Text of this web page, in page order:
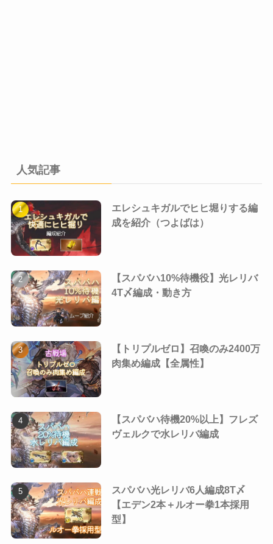
人気記事
エレシュキガルでヒヒ堀りする編
成を紹介（つよばは）
【スパバハ10%待機役】光レリバ
4T〆編成・動き方
【トリプルゼロ】召喚のみ2400万
肉集め編成【全属性】
【スパバハ待機20%以上】フレズ
ヴェルクで水レリバ編成
スパバハ光レリバ6人編成8T〆
【エデン2本＋ルオー拳1本採用
型】